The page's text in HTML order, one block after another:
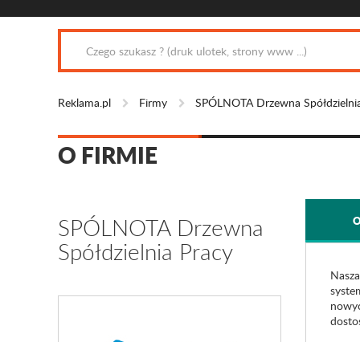
Reklama.pl Firmy SPÓLNOTA Drzewna
O FIRMIE
SPÓLNOTA Drzewna
Spółdzielnia Pracy